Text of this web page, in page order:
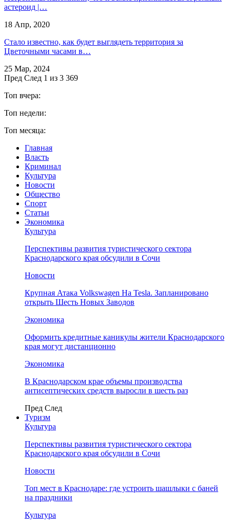
астероид |…
18 Апр, 2020
​Стало известно, как будет выглядеть территория за
Цветочными часами в…
25 Мар, 2024
Пред След 1 из 3 369
Топ вчера:
Топ недели:
Топ месяца:
Главная
Власть
Криминал
Культура
Новости
Общество
Спорт
Статьи
Экономика
Культура
Перспективы развития туристического сектора
Краснодарского края обсудили в Сочи
Новости
Крупная Атака Volkswagen На Tesla. Запланировано
открыть Шесть Новых Заводов
Экономика
Оформить кредитные каникулы жители Краснодарского
края могут дистанционно
Экономика
В Краснодарском крае объемы производства
антисептических средств выросли в шесть раз
Пред След
Туризм
Культура
Перспективы развития туристического сектора
Краснодарского края обсудили в Сочи
Новости
Топ мест в Краснодаре: где устроить шашлыки с баней
на праздники
Культура